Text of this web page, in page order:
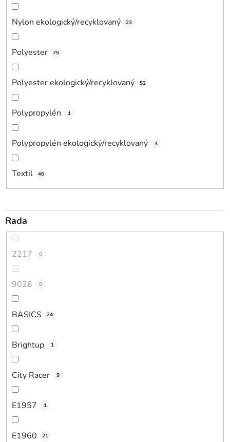
Nylon ekologický/recyklovaný 23
Polyester 75
Polyester ekologický/recyklovaný 52
Polypropylén 1
Polypropylén ekologický/recyklovaný 3
Textil 46
Rada
2217 0
9026 0
BASICS 24
Brightup 1
City Racer 9
E1957 1
E1960 21